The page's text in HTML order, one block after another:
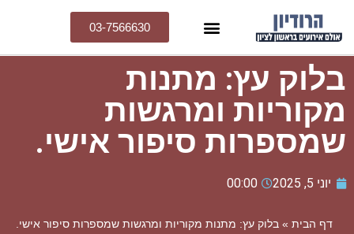
03-7566630
בלוק עץ: מתנות
מקוריות ומרגשות
שמספרות סיפור אישי.
יוני 5, 2025 00:00
דף הבית » בלוק עץ: מתנות מקוריות ומרגשות שמספרות סיפור אישי.